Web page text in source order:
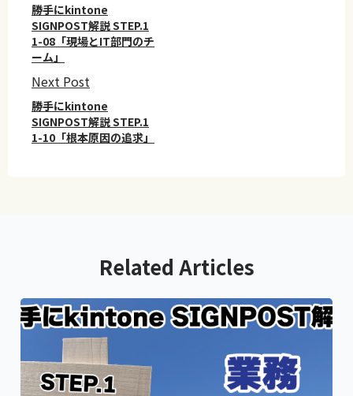
勝手にkintone
SIGNPOST解説 STEP.1
1-08「現場とIT部門のチ
ーム」
Next Post
勝手にkintone
SIGNPOST解説 STEP.1
1-10「根本原因の追求」
Related Articles